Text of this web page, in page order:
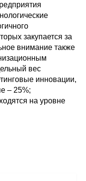
закупается за
внимание также
вес
инновации,
– 25%;
на уровне